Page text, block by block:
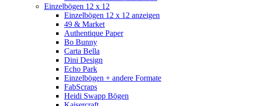
Einzelbögen 12 x 12
Einzelbögen 12 x 12 anzeigen
49 & Market
Authentique Paper
Bo Bunny
Carta Bella
Dini Design
Echo Park
Einzelbögen + andere Formate
FabScraps
Heidi Swapp Bögen